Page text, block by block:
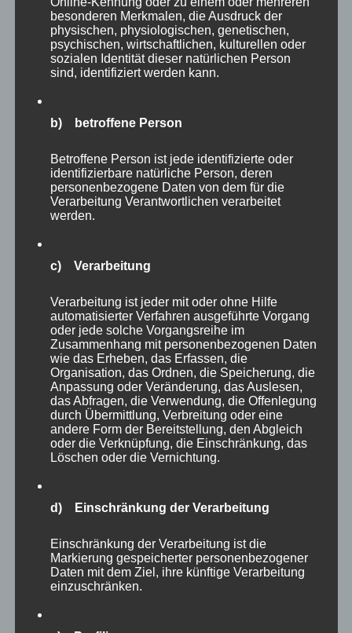
In den Warenkorb Details
CURA SPORT CLEAR LEG
19,87€ Enthält 19% MwSt. zzgl.Versand
Lieferzeit: sofort lieferbar
In den Warenkorb
besonderen Merkmalen, die Ausdruck der
physischen, physiologischen, genetischen,
psychischen, wirtschaftlichen, kulturellen oder
sozialen Identität dieser natürlichen Person
sind, identifiziert werden kann.
b) betroffene Person
Betroffene Person ist jede identifizierte oder
identifizierbare natürliche Person, deren
personenbezogene Daten von dem für die
Verarbeitung Verantwortlichen verarbeitet
werden.
c) Verarbeitung
Verarbeitung ist jeder mit oder ohne Hilfe
automatisierter Verfahren ausgeführte Vorgang
oder jede solche Vorgangsreihe im
Zusammenhang mit personenbezogenen Daten
wie das Erheben, das Erfassen, die
Organisation, das Ordnen, die Speicherung, die
Anpassung oder Veränderung, das Auslesen,
das Abfragen, die Verwendung, die Offenlegung
durch Übermittlung, Verbreitung oder eine
andere Form der Bereitstellung, den Abgleich
oder die Verknüpfung, die Einschränkung, das
Löschen oder die Vernichtung.
d) Einschränkung der Verarbeitung
Einschränkung der Verarbeitung ist die
Markierung gespeicherter personenbezogener
Daten mit dem Ziel, ihre künftige Verarbeitung
einzuschränken.